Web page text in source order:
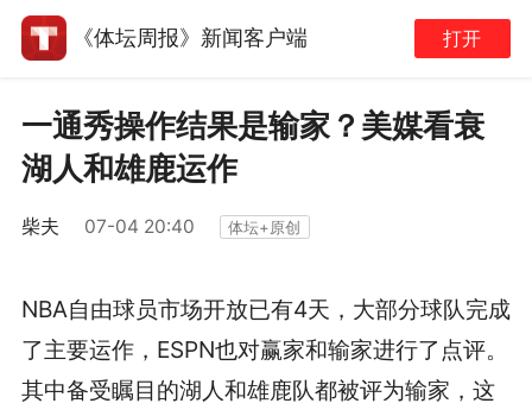
《体坛周报》新闻客户端 打开
一通秀操作结果是输家？美媒看衰
湖人和雄鹿运作
柴夫 07-04 20:40 体坛+原创
NBA自由球员市场开放已有4天，大部分球队完成
了主要运作，ESPN也对赢家和输家进行了点评。
其中备受瞩目的湖人和雄鹿队都被评为输家，这